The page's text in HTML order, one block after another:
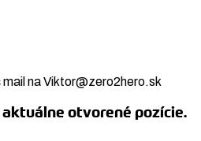
na Viktor@zero2hero.sk
aktuálne otvorené pozície.